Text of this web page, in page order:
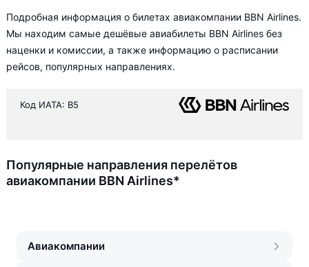
Подробная информация о билетах авиакомпании BBN Airlines.
Мы находим самые дешёвые авиабилеты BBN Airlines без
наценки и комиссии, а также информацию о расписании
рейсов, популярных направлениях.
Код ИАТА: B5
Популярные направления перелётов
авиакомпании BBN Airlines*
Авиакомпании